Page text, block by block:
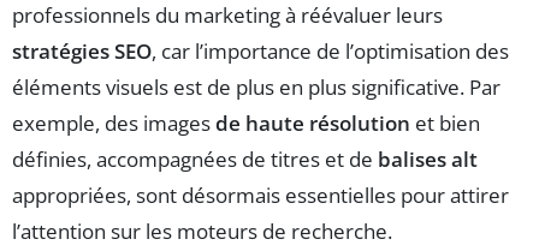
professionnels du marketing à réévaluer leurs
stratégies SEO, car l’importance de l’optimisation des
éléments visuels est de plus en plus significative. Par
exemple, des imagesde haute résolution et bien
définies, accompagnées de titres et de balises alt
appropriées, sont désormais essentielles pour attirer
l’attention sur les moteurs de recherche.